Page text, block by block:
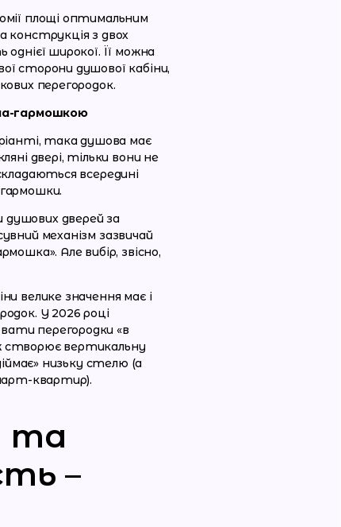
площі оптимальним
конструкція з двох
широкої. Її можна
сторони душової кабіни,
перегородок.
гармошкою
така душова має
двері, тільки вони не
всередині
дверей за
механізм зазвичай
Але вибір, звісно,
велике значення має і
У 2026 році
перегородки «в
вертикальну
низьку стелю (а
квартир).
та
–